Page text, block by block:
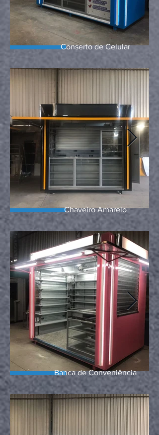
Conserto de Celular
Chaveiro Amarelo
Banca de Conveniência